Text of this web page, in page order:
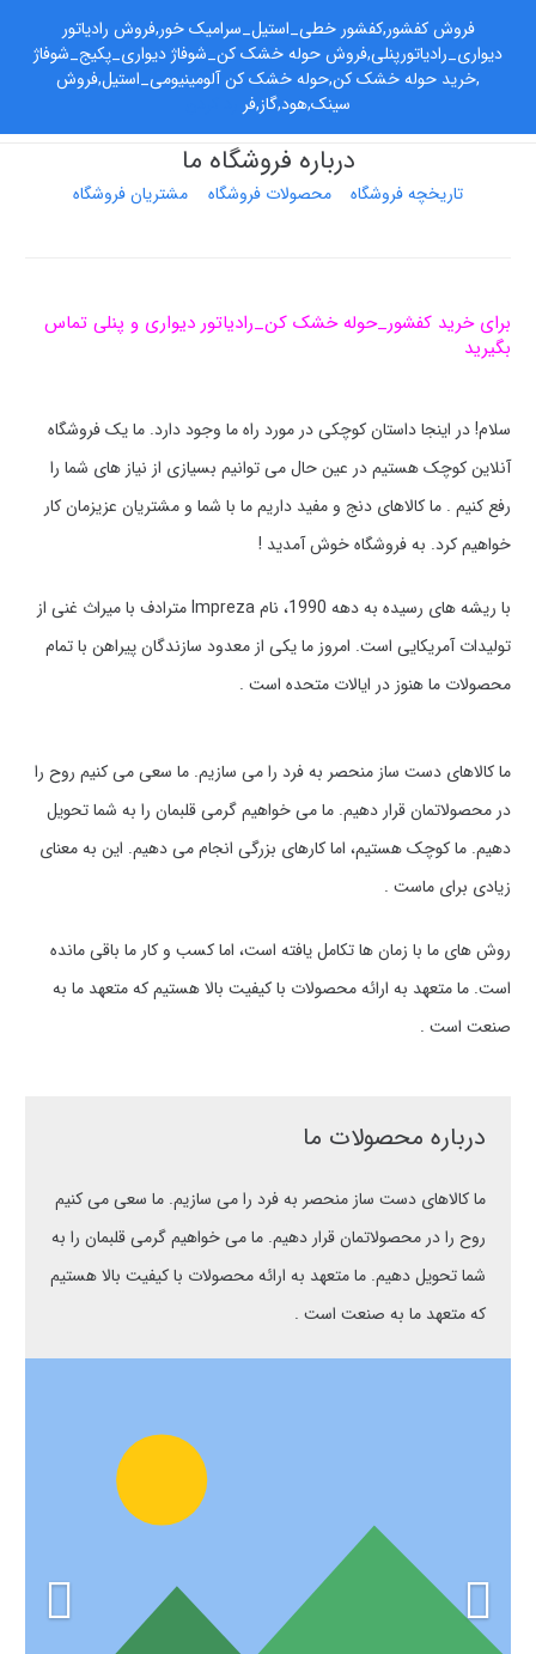
درباره فروشگاه ما
تاریخچه فروشگاه محصولات فروشگاه مشتریان فروشگاه
برای خرید کفشور_حوله خشک کن_رادیاتور دیواری و پنلی تماس
بگیرید
سلام! در اینجا داستان کوچکی در مورد راه ما وجود دارد. ما یک فروشگاه
آنلاین کوچک هستیم در عین حال می توانیم بسیازی از نیاز های شما را
رفع کنیم . ما کالاهای دنج و مفید داریم ما با شما و مشتریان عزیزمان کار
خواهیم کرد. به فروشگاه خوش آمدید !
با ریشه های رسیده به دهه 1990، نام Impreza مترادف با میراث غنی از
تولیدات آمریکایی است. امروز ما یکی از معدود سازندگان پیراهن با تمام
محصولات ما هنوز در ایالات متحده است .
ما کالاهای دست ساز منحصر به فرد را می سازیم. ما سعی می کنیم روح را
در محصولاتمان قرار دهیم. ما می خواهیم گرمی قلبمان را به شما تحویل
دهیم. ما کوچک هستیم، اما کارهای بزرگی انجام می دهیم. این به معنای
زیادی برای ماست .
روش های ما با زمان ها تکامل یافته است، اما کسب و کار ما باقی مانده
است. ما متعهد به ارائه محصولات با کیفیت بالا هستیم که متعهد ما به
صنعت است .
درباره محصولات ما
ما کالاهای دست ساز منحصر به فرد را می سازیم. ما سعی می کنیم
روح را در محصولاتمان قرار دهیم. ما می خواهیم گرمی قلبمان را به
شما تحویل دهیم. ما متعهد به ارائه محصولات با کیفیت بالا هستیم
که متعهد ما به صنعت است .
فروش کفشور,کفشور خطی_استیل_سرامیک خور,فروش رادیاتور
دیواری_رادیاتورپنلی,فروش حوله خشک کن_شوفاژ دیواری_پکیج_شوفاژ
,خرید حوله خشک کن,حوله خشک کن آلومینیومی_استیل,فروش
سینک,هود,گاز,فر